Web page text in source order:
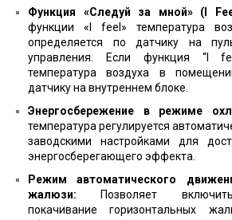
Функция «Следуй за мной» (I
функции «I feel» температура
определяется по датчику на
управления. Если функция “I
температура воздуха в
датчику на внутреннем блоке.
Энергосбережение в режиме
температура регулируется
заводскими настройками для
энергосберегающего эффекта.
Режим автоматического
жалюзи: Позволяет включить
покачивание горизонтальных